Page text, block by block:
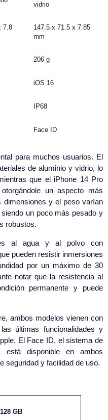
vidrio
7.8
147.5 x 71.5 x 7.85
mm
206 g
iOS 16
IP68
Face ID
para muchos usuarios. El
de aluminio y vidrio, lo
que el iPhone 14 Pro
un aspecto más
y el peso varían
un poco más pesado y
robustos.
al agua y al polvo con
pueden resistir inmersiones
por un máximo de 30
notar que la resistencia al
permanente y puede
ambos modelos vienen con
últimas funcionalidades y
El Face ID, el sistema de
está disponible en ambos
seguridad y facilidad de uso.
GB